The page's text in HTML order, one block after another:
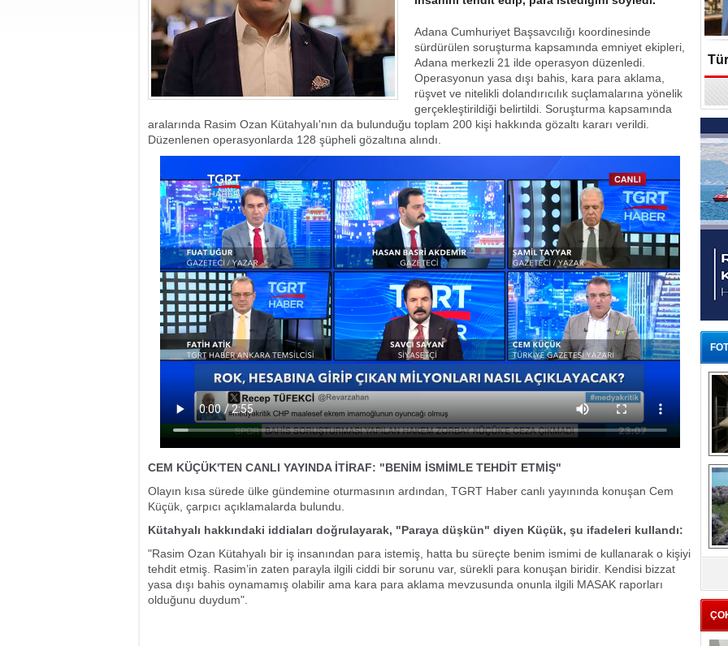
Adana Cumhuriyet Başsavcılığı koordinesinde
sürdürülen soruşturma kapsamında emniyet ekipleri,
Adana merkezli 21 ilde operasyon düzenledi.
Operasyonun yasa dışı bahis, kara para aklama,
rüşvet ve nitelikli dolandırıcılık suçlamalarına yönelik
gerçekleştirildiği belirtildi. Soruşturma kapsamında
aralarında Rasim Ozan Kütahyalı'nın da bulunduğu toplam 200 kişi hakkında gözaltı kararı verildi.
Düzenlenen operasyonlarda 128 şüpheli gözaltına alındı.
CEM KÜÇÜK'TEN CANLI YAYINDA İTİRAF: "BENİM İSMİMLE TEHDİT ETMİŞ"
Olayın kısa sürede ülke gündemine oturmasının ardından, TGRT Haber canlı yayınında konuşan Cem
Küçük, çarpıcı açıklamalarda bulundu.
Kütahyalı hakkındaki iddiaları doğrulayarak, "Paraya düşkün" diyen Küçük, şu ifadeleri kullandı:
"Rasim Ozan Kütahyalı bir iş insanından para istemiş, hatta bu süreçte benim ismimi de kullanarak o kişiyi
tehdit etmiş. Rasim’in zaten parayla ilgili ciddi bir sorunu var, sürekli para konuşan biridir. Kendisi bizzat
yasa dışı bahis oynamamış olabilir ama kara para aklama mevzusunda onunla ilgili MASAK raporları
olduğunu duydum".